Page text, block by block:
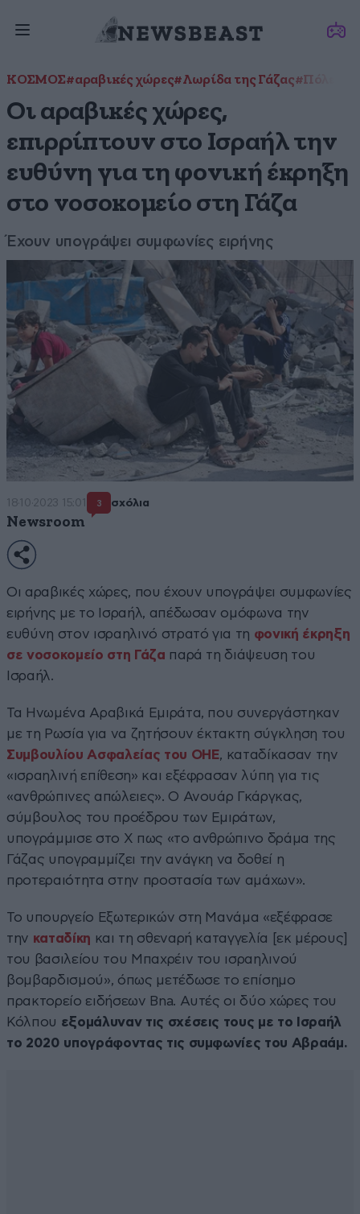
ΚΟΣΜΟΣ#αραβικές χώρες#Λωρίδα της Γάζας
Οι αραβικές χώρες,
επιρρίπτουν στο Ισραήλ την
ευθύνη για τη φονική έκρηξη
στο νοσοκομείο στη Γάζα
Έχουν υπογράψει συμφωνίες ειρήνης
18·10·2023 15:01 3 σχόλια
Newsroom
Οι αραβικές χώρες, που έχουν υπογράψει συμφωνίες
ειρήνης με το Ισραήλ, απέδωσαν ομόφωνα την
ευθύνη στον ισραηλινό στρατό για τη φονική έκρηξη
σε νοσοκομείο στη Γάζα παρά τη διάψευση του
Ισραήλ.
Τα Ηνωμένα Αραβικά Εμιράτα, που συνεργάστηκαν
με τη Ρωσία για να ζητήσουν έκτακτη σύγκληση του
Συμβουλίου Ασφαλείας του ΟΗΕ, καταδίκασαν την
«ισραηλινή επίθεση» και εξέφρασαν λύπη για τις
«ανθρώπινες απώλειες». Ο Ανουάρ Γκάργκας,
σύμβουλος του προέδρου των Εμιράτων,
υπογράμμισε στο X πως «το ανθρώπινο δράμα της
Γάζας υπογραμμίζει την ανάγκη να δοθεί η
προτεραιότητα στην προστασία των αμάχων».
Το υπουργείο Εξωτερικών στη Μανάμα «εξέφρασε
την καταδίκη και τη σθεναρή καταγγελία [εκ μέρους]
του βασιλείου του Μπαχρέιν του ισραηλινού
βομβαρδισμού», όπως μετέδωσε το επίσημο
πρακτορείο ειδήσεων Bna. Αυτές οι δύο χώρες του
Κόλπου εξομάλυναν τις σχέσεις τους με το Ισραήλ
το 2020 υπογράφοντας τις συμφωνίες του Αβραάμ.